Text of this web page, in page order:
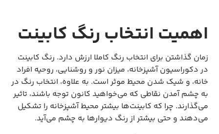
اهمیت انتخاب رنگ کابینت
زمان گذاشتن برای انتخاب رنگ کاملا ارزش دارد. رنگ کابینت
در دکوراسیون آشپزخانه، میزان نور و روشنایی، روحیه افراد
خانه، و شیک شدن محیط موثر است. به علاوه، انتخاب رنگ در
به چشم آمدن نقاطی که می‌خواهید کانون توجه باشند، تاثیر
می‌گذارند. چرا که کابینت‌ها بیشتر محیط آشپزخانه را تشکیل
می‌دهند و حتی بیشتر از رنگ دیوارها به چشم می‌آید.